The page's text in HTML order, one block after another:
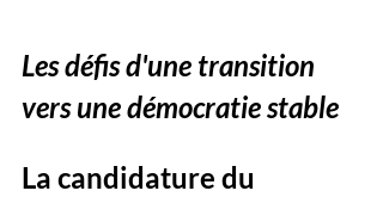
Les défis d'une transition
vers une démocratie stable
La candidature du